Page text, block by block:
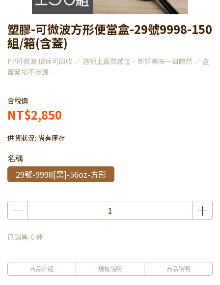
塑膠-可微波方形便當盒-29號9998-150
組/箱(含蓋)
PP可微波 環保可回收 ／ 透明上蓋質感佳，新鮮美味一目瞭然 ／ 盒
蓋緊扣不滲漏
含稅價
NT$2,850
供貨狀況: 尚有庫存
名稱
29號-9998[黑]-56oz-方形
已銷售: 0 件
商品介紹 規格說明 商品說明